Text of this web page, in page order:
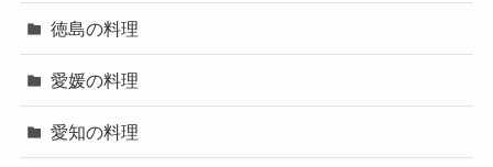
徳島の料理
愛媛の料理
愛知の料理